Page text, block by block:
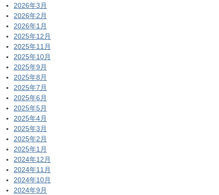
2026年3月
2026年2月
2026年1月
2025年12月
2025年11月
2025年10月
2025年9月
2025年8月
2025年7月
2025年6月
2025年5月
2025年4月
2025年3月
2025年2月
2025年1月
2024年12月
2024年11月
2024年10月
2024年9月